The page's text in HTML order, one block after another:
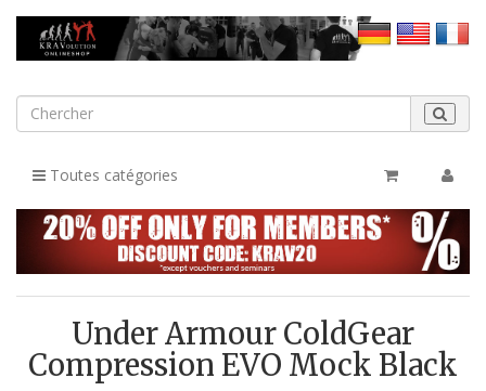
Toutes catégories
Under Armour ColdGear
Compression EVO Mock Black